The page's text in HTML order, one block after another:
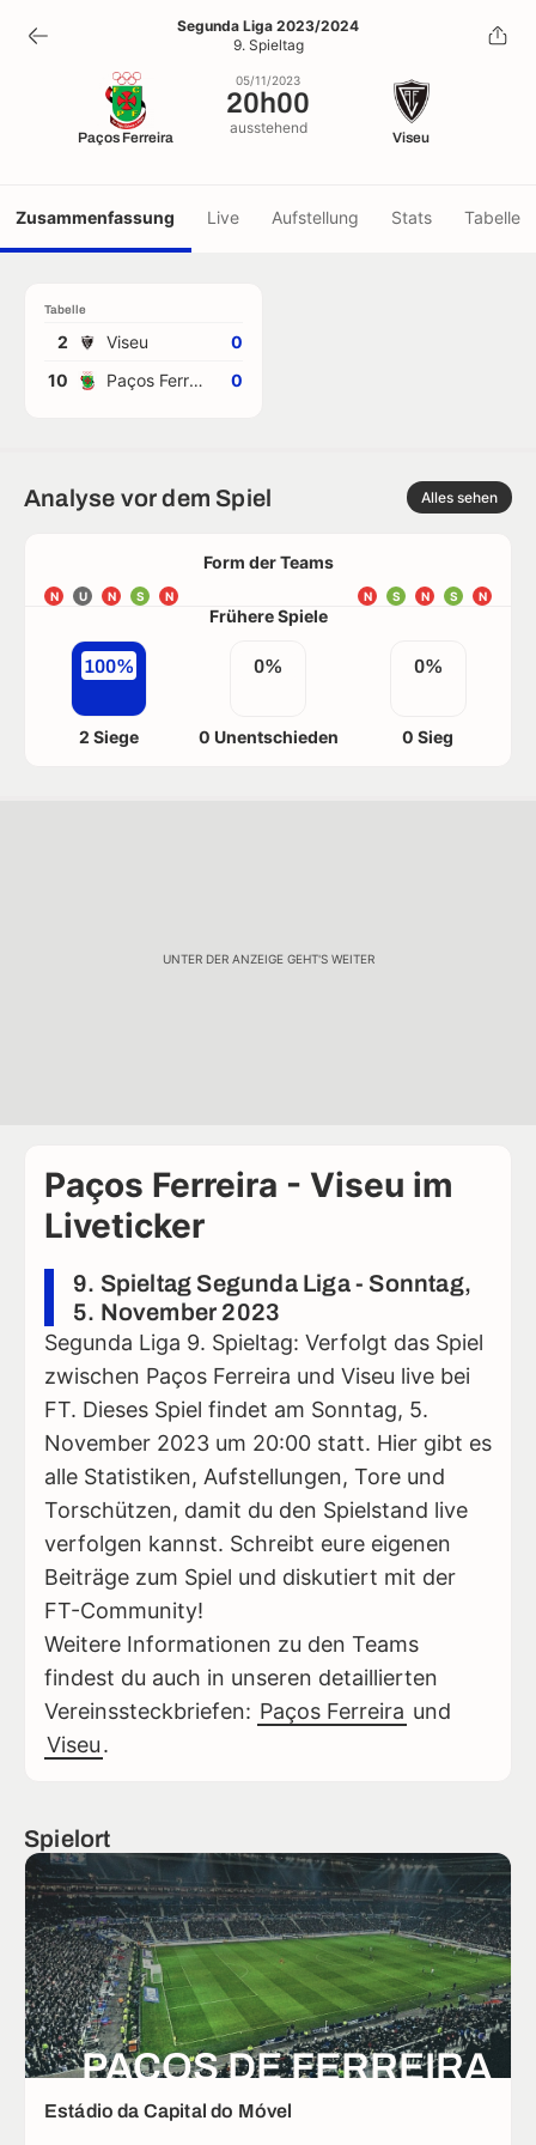
20h00
05/11/2023
Segunda Liga 2023/2024
9. Spieltag
Paços Ferreira
05/11/2023
20h00
ausstehend
Viseu
Zusammenfassung Live Aufstellung Stats Tabelle
Tabelle
2 Viseu
0
10
Paços Ferreira 0
Analyse vor dem Spiel Alles sehen
Form der Teams
N U N S N N
S
N
S
N
Frühere Spiele
100%
2 Siege
0%
0 Unentschieden
0%
0 Sieg
UNTER DER ANZEIGE GEHT'S WEITER
Paços Ferreira - Viseu im
Liveticker
9. Spieltag Segunda Liga - Sonntag,
5. November 2023
Segunda Liga 9. Spieltag: Verfolgt das Spiel
zwischen Paços Ferreira und Viseu live bei
FT. Dieses Spiel findet am Sonntag, 5.
November 2023 um 20:00 statt. Hier gibt es
alle Statistiken, Aufstellungen, Tore und
Torschützen, damit du den Spielstand live
verfolgen kannst. Schreibt eure eigenen
Beiträge zum Spiel und diskutiert mit der
FT-Community!
Weitere Informationen zu den Teams
findest du auch in unseren detaillierten
Vereinssteckbriefen: Paços Ferreira und
Viseu.
Spielort
PAÇOS DE FERREIRA
Estádio da Capital do Móvel